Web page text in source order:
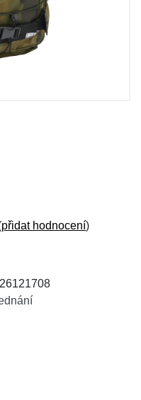
přidat hodnocení)